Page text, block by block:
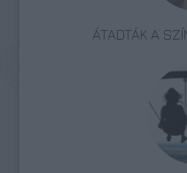
ÁTADTÁK A